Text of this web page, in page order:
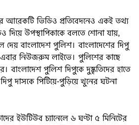
আরেকটি ভিডিও প্রতিবেদনেও একই তথ্য
দিয়ে উপস্থাপিকাকে বলতে শোনা যায়,
দেয় বাংলাদেশ পুলিশ। বাংলাদেশের দিপু
নিউজরুম লাইভে। পুলিশের কাছে
বাংলাদেশ পুলিশ দিপুকে দুষ্কৃতিদের হাতে
দাসকে পিটিয়ে-পুড়িয়ে খুনের ঘটনা
ইউটিউব চ্যানেলে ৬ ঘণ্টা ৫ মিনিটের